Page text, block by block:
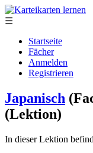
☰
Startseite
Fächer
Anmelden
Registrieren
Japanisch
(Lektion)
In dieser Lektion